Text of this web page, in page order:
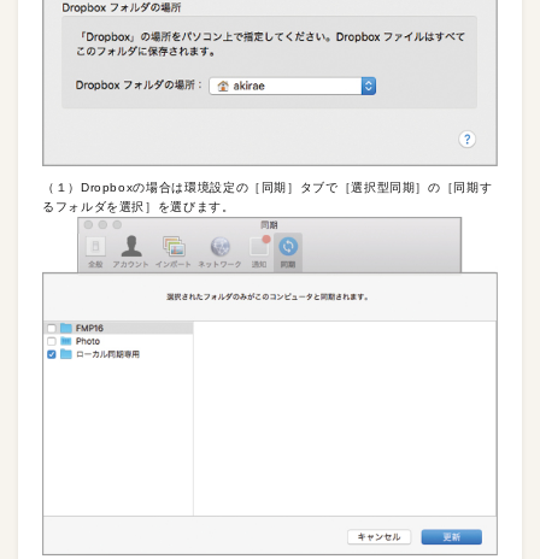
（１）Dropboxの場合は環境設定の［同期］タブで［選択型同期］の［同期す
るフォルダを選択］を選びます。